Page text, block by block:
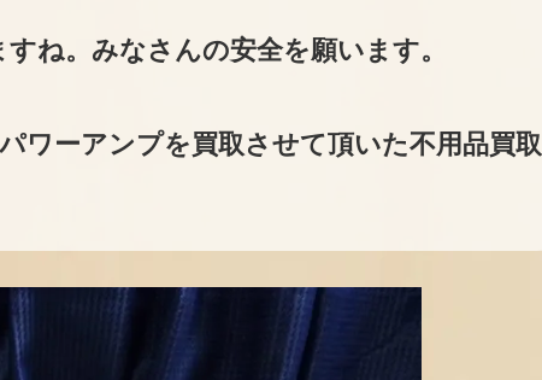
ね。みなさんの安全を願います。
ワーアンプを買取させて頂いた不用品買取